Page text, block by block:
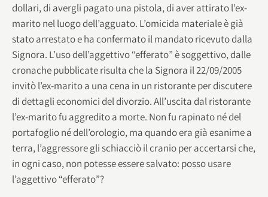
dollari, di avergli pagato una pistola, di aver attirato l’ex-
marito nel luogo dell’agguato. L’omicida materiale è già
stato arrestato e ha confermato il mandato ricevuto dalla
Signora. L’uso dell’aggettivo “efferato” è soggettivo, dalle
cronache pubblicate risulta che la Signora il 22/09/2005
invitò l’ex-marito a una cena in un ristorante per discutere
di dettagli economici del divorzio. All’uscita dal ristorante
l’ex-marito fu aggredito a morte. Non fu rapinato né del
portafoglio né dell’orologio, ma quando era già esanime a
terra, l’aggressore gli schiacciò il cranio per accertarsi che,
in ogni caso, non potesse essere salvato: posso usare
l’aggettivo “efferato”?